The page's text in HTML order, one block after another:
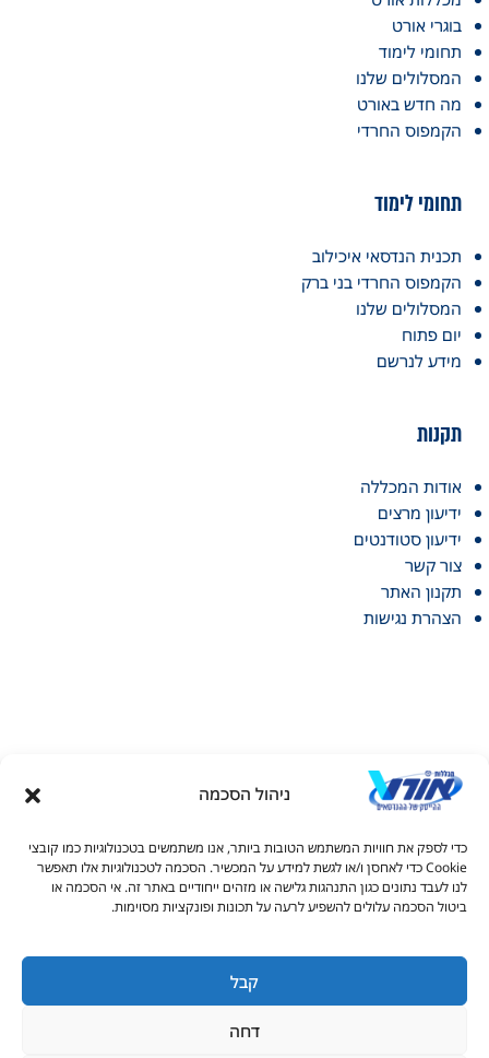
ניהול הסכמה
כדי לספק את חוויות המשתמש הטובות ביותר, אנו משתמשים בטכנולוגיות כמו קובצי
Cookie כדי לאחסן ו/או לגשת למידע על המכשיר. הסכמה לטכנולוגיות אלו תאפשר
לנו לעבד נתונים כגון התנהגות גלישה או מזהים ייחודיים באתר זה. אי הסכמה או
ביטול הסכמה עלולים להשפיע לרעה על תכונות ופונקציות מסוימות.
קבל
דחה
בוגרי אורט
תחומי לימוד
המסלולים שלנו
מה חדש באורט
הקמפוס החרדי
תחומי לימוד
תכנית הנדסאי איכילוב
הקמפוס החרדי בני ברק
המסלולים שלנו
יום פתוח
מידע לנרשם
תקנות
אודות המכללה
ידיעון מרצים
ידיעון סטודנטים
צור קשר
תקנון האתר
הצהרת נגישות
© כל הזכויות שמורות למכללות אורט 2026
s_info@ort.org.il
1-700-50-90-20
טקסט
טקסט